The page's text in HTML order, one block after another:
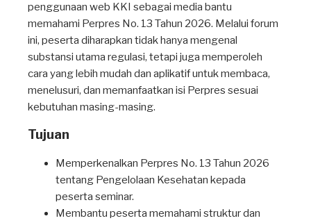
penggunaan web KKI sebagai media bantu
memahami Perpres No. 13 Tahun 2026. Melalui forum
ini, peserta diharapkan tidak hanya mengenal
substansi utama regulasi, tetapi juga memperoleh
cara yang lebih mudah dan aplikatif untuk membaca,
menelusuri, dan memanfaatkan isi Perpres sesuai
kebutuhan masing-masing.
Tujuan
Memperkenalkan Perpres No. 13 Tahun 2026
tentang Pengelolaan Kesehatan kepada
peserta seminar.
Membantu peserta memahami struktur dan